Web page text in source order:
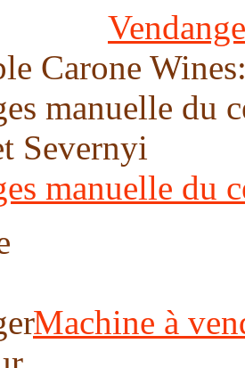
manuelle du
Machine à